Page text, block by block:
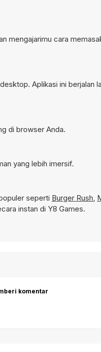
mengajarimu cara
Aplikasi ini berjalan
di browser Anda.
yang lebih imersif.
seperti Burger Rush,
instan di Y8 Games.
komentar